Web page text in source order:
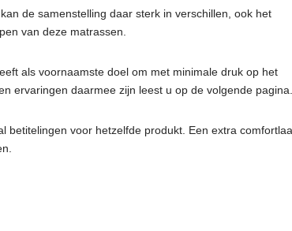
de samenstelling daar sterk in verschillen, ook het
van deze matrassen.
als voornaamste doel om met minimale druk op het
ervaringen daarmee zijn leest u op de volgende
betitelingen voor hetzelfde produkt. Een extra